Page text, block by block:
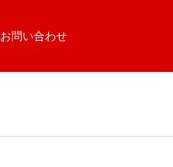
お問い合わせ